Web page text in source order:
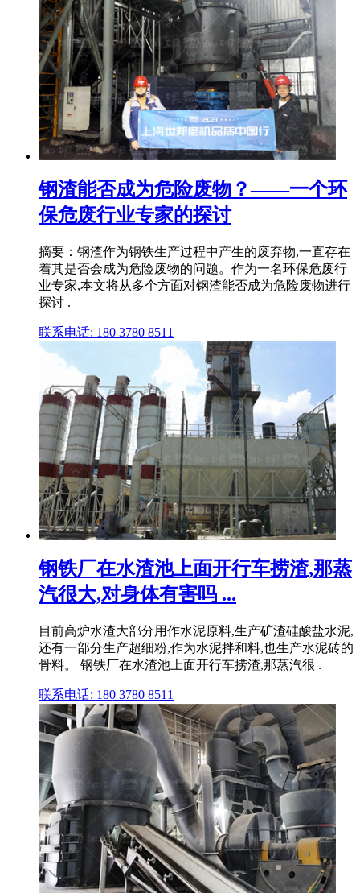
钢渣能否成为危险废物？——一个环
保危废行业专家的探讨
摘要：钢渣作为钢铁生产过程中产生的废弃物,一直存在
着其是否会成为危险废物的问题。作为一名环保危废行
业专家,本文将从多个方面对钢渣能否成为危险废物进行
探讨 .
联系电话: 180 3780 8511
钢铁厂在水渣池上面开行车捞渣,那蒸
汽很大,对身体有害吗 ...
目前高炉水渣大部分用作水泥原料,生产矿渣硅酸盐水泥,
还有一部分生产超细粉,作为水泥拌和料,也生产水泥砖的
骨料。 钢铁厂在水渣池上面开行车捞渣,那蒸汽很 .
联系电话: 180 3780 8511